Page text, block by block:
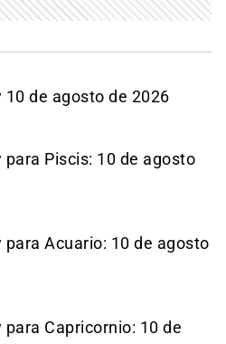
10 de agosto de 2026
para Piscis: 10 de agosto
para Acuario: 10 de agosto
Capricornio: 10 de